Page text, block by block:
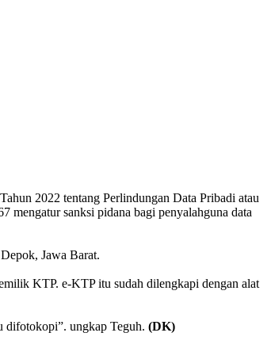
2022 tentang Perlindungan Data Pribadi atau
mengatur sanksi pidana bagi penyalahguna data
Jawa Barat.
KTP. e-KTP itu sudah dilengkapi dengan alat
difotokopi”. ungkap Teguh. (DK)